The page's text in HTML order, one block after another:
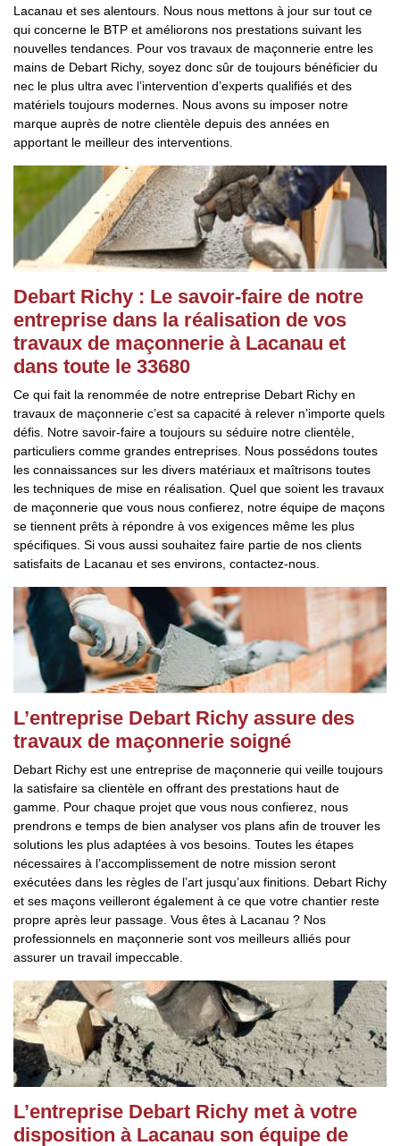
Lacanau et ses alentours. Nous nous mettons à jour sur tout ce
qui concerne le BTP et améliorons nos prestations suivant les
nouvelles tendances. Pour vos travaux de maçonnerie entre les
mains de Debart Richy, soyez donc sûr de toujours bénéficier du
nec le plus ultra avec l’intervention d’experts qualifiés et des
matériels toujours modernes. Nous avons su imposer notre
marque auprès de notre clientèle depuis des années en
apportant le meilleur des interventions.
Debart Richy : Le savoir-faire de notre
entreprise dans la réalisation de vos
travaux de maçonnerie à Lacanau et
dans toute le 33680
Ce qui fait la renommée de notre entreprise Debart Richy en
travaux de maçonnerie c’est sa capacité à relever n’importe quels
défis. Notre savoir-faire a toujours su séduire notre clientèle,
particuliers comme grandes entreprises. Nous possédons toutes
les connaissances sur les divers matériaux et maîtrisons toutes
les techniques de mise en réalisation. Quel que soient les travaux
de maçonnerie que vous nous confierez, notre équipe de maçons
se tiennent prêts à répondre à vos exigences même les plus
spécifiques. Si vous aussi souhaitez faire partie de nos clients
satisfaits de Lacanau et ses environs, contactez-nous.
L’entreprise Debart Richy assure des
travaux de maçonnerie soigné
Debart Richy est une entreprise de maçonnerie qui veille toujours
la satisfaire sa clientèle en offrant des prestations haut de
gamme. Pour chaque projet que vous nous confierez, nous
prendrons e temps de bien analyser vos plans afin de trouver les
solutions les plus adaptées à vos besoins. Toutes les étapes
nécessaires à l’accomplissement de notre mission seront
exécutées dans les règles de l’art jusqu’aux finitions. Debart Richy
et ses maçons veilleront également à ce que votre chantier reste
propre après leur passage. Vous êtes à Lacanau ? Nos
professionnels en maçonnerie sont vos meilleurs alliés pour
assurer un travail impeccable.
L’entreprise Debart Richy met à votre
disposition à Lacanau son équipe de